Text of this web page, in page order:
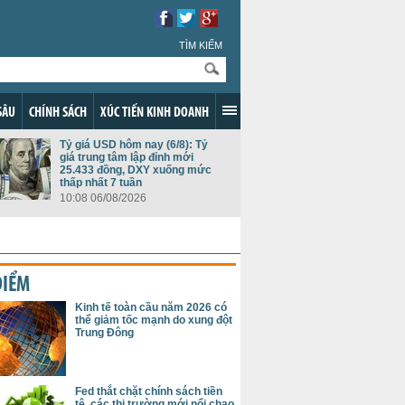
TÌM KIẾM
CHÍNH SÁCH XÚC TIẾN KINH DOANH
Tỷ giá USD hôm nay (6/8): Tỷ
giá trung tâm lập đỉnh mới
25.433 đồng, DXY xuống mức
thấp nhất 7 tuần
10:08 06/08/2026
Kinh tế toàn cầu năm 2026 có
thể giảm tốc mạnh do xung đột
Trung Đông
Fed thắt chặt chính sách tiền